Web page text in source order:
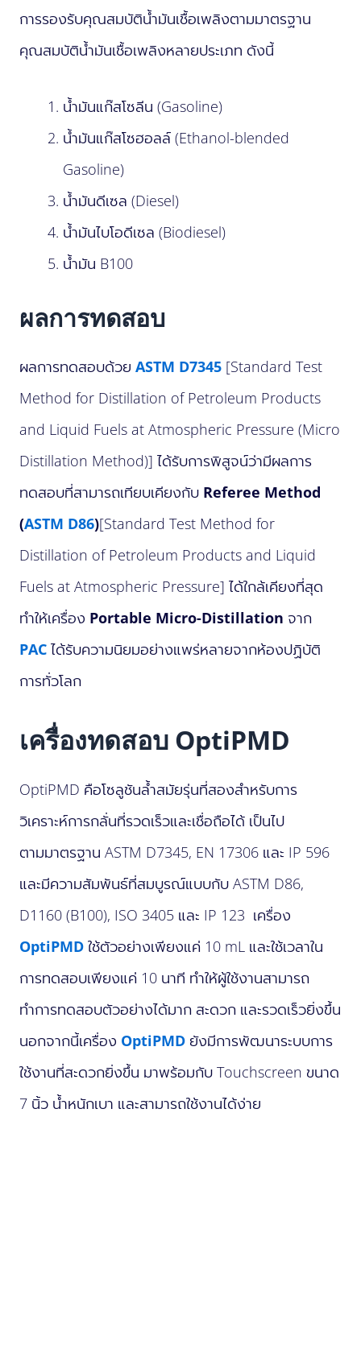
การรองรับคุณสมบัติน้ำมันเชื้อเพลิงตามมาตรฐาน
คุณสมบัติน้ำมันเชื้อเพลิงหลายประเภท ดังนี้
น้ำมันแก๊สโซลีน (Gasoline)
น้ำมันแก๊สโซฮอลล์ (Ethanol-blended
Gasoline)
น้ำมันดีเซล (Diesel)
น้ำมันไบโอดีเซล (Biodiesel)
น้ำมัน B100
ผลการทดสอบ
ผลการทดสอบด้วย ASTM D7345 [Standard Test
Method for Distillation of Petroleum Products
and Liquid Fuels at Atmospheric Pressure (Micro
Distillation Method)] ได้รับการพิสูจน์ว่ามีผลการ
ทดสอบที่สามารถเทียบเคียงกับ Referee Method
(ASTM D86)[Standard Test Method for
Distillation of Petroleum Products and Liquid
Fuels at Atmospheric Pressure] ได้ใกล้เคียงที่สุด
ทำให้เครื่อง Portable Micro-Distillation จาก
PAC ได้รับความนิยมอย่างแพร่หลายจากห้องปฏิบัติ
การทั่วโลก
เครื่องทดสอบ OptiPMD
OptiPMD คือโซลูชันล้ำสมัยรุ่นที่สองสำหรับการ
วิเคราะห์การกลั่นที่รวดเร็วและเชื่อถือได้ เป็นไป
ตามมาตรฐาน ASTM D7345, EN 17306 และ IP 596
และมีความสัมพันธ์ที่สมบูรณ์แบบกับ ASTM D86,
D1160 (B100), ISO 3405 และ IP 123 เครื่อง
OptiPMD ใช้ตัวอย่างเพียงแค่ 10 mL และใช้เวลาใน
การทดสอบเพียงแค่ 10 นาที ทำให้ผู้ใช้งานสามารถ
ทำการทดสอบตัวอย่างได้มาก สะดวก และรวดเร็วยิ่งขึ้น
นอกจากนี้เครื่อง OptiPMD ยังมีการพัฒนาระบบการ
ใช้งานที่สะดวกยิ่งขึ้น มาพร้อมกับ Touchscreen ขนาด
7 นิ้ว น้ำหนักเบา และสามารถใช้งานได้ง่าย